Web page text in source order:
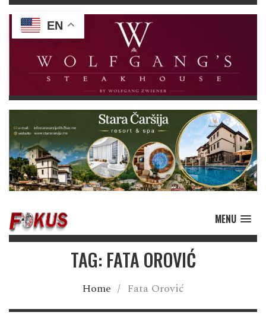
MENU
TAG: FATA OROVIĆ
Home / Fata Orović
EN